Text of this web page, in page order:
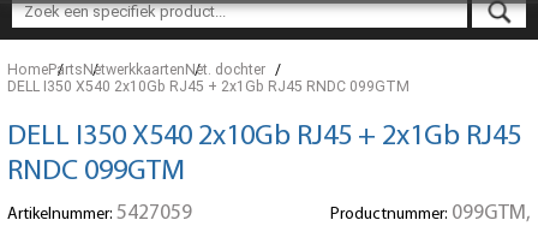
HomePartsNetwerkkaartenNet. dochter
DELL I350 X540 2x10Gb RJ45 + 2x1Gb RJ45 RNDC 099GTM
DELL I350 X540 2x10Gb RJ45 + 2x1Gb RJ45
RNDC 099GTM
Artikelnummer: 5427059 Productnummer: 099GTM,